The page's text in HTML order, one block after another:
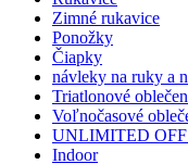
Zimné rukavice
Ponožky
Čiapky
návleky na ruky a
Triatlonové
Voľnočasové
UNLIMITED
Indoor